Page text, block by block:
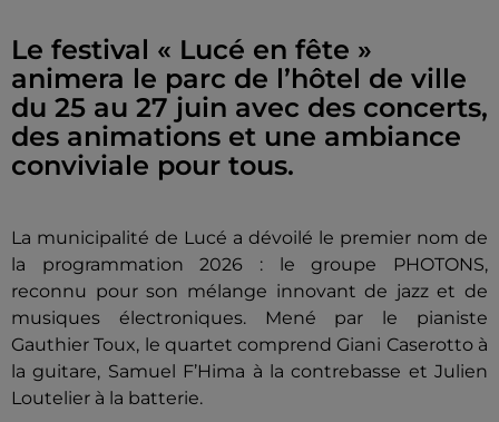
Le festival « Lucé en fête »
animera le parc de l’hôtel de ville
du 25 au 27 juin avec des concerts,
des animations et une ambiance
conviviale pour tous.
La municipalité de Lucé a dévoilé le premier nom de
la programmation 2026 : le groupe PHOTONS,
reconnu pour son mélange innovant de jazz et de
musiques électroniques. Mené par le pianiste
Gauthier Toux, le quartet comprend Giani Caserotto à
la guitare, Samuel F’Hima à la contrebasse et Julien
Loutelier à la batterie.